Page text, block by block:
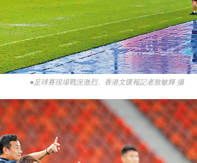
●足球賽現場戰況激烈。香港文匯報記者敖敏輝 攝